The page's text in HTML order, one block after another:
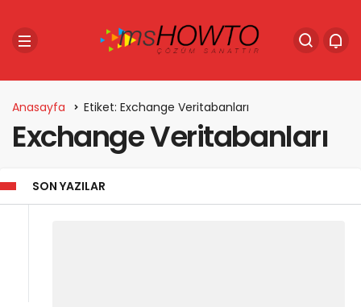
Anasayfa Etiket: Exchange Veritabanları
Exchange Veritabanları
SON YAZILAR